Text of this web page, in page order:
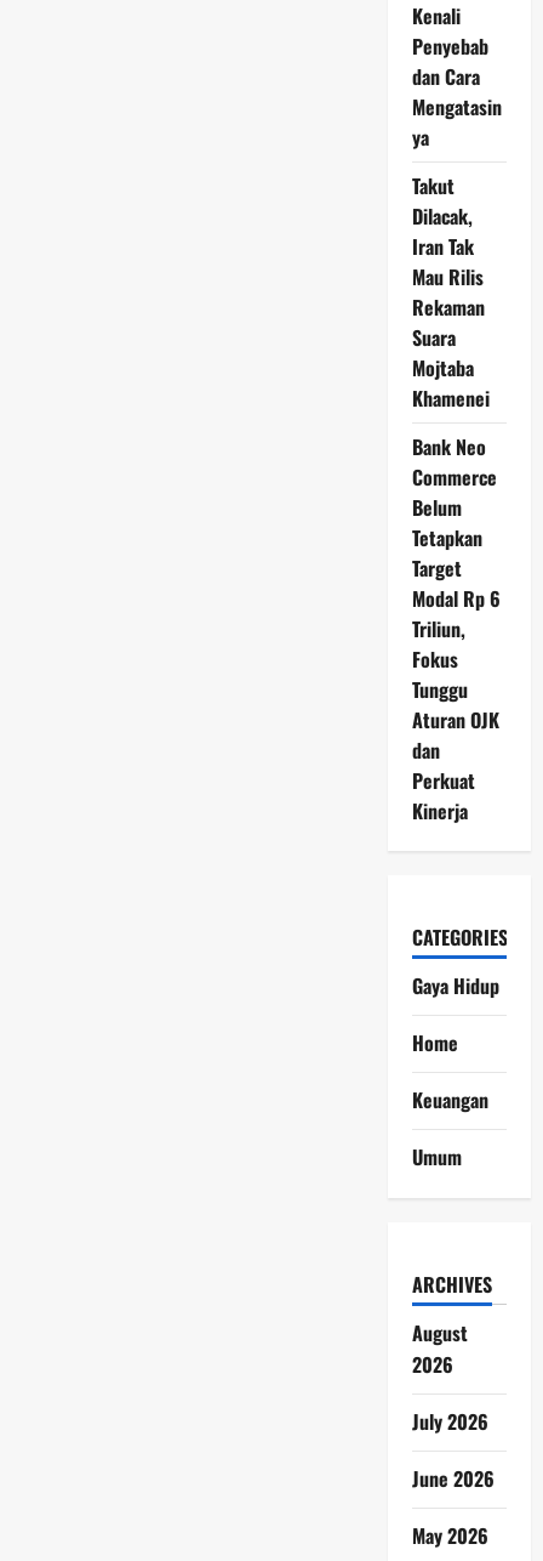
Kenali
Penyebab
dan Cara
Mengatasin
ya
Takut
Dilacak,
Iran Tak
Mau Rilis
Rekaman
Suara
Mojtaba
Khamenei
Bank Neo
Commerce
Belum
Tetapkan
Target
Modal Rp 6
Triliun,
Fokus
Tunggu
Aturan OJK
dan
Perkuat
Kinerja
CATEGORIES
Gaya Hidup
Home
Keuangan
Umum
ARCHIVES
August
2026
July 2026
June 2026
May 2026